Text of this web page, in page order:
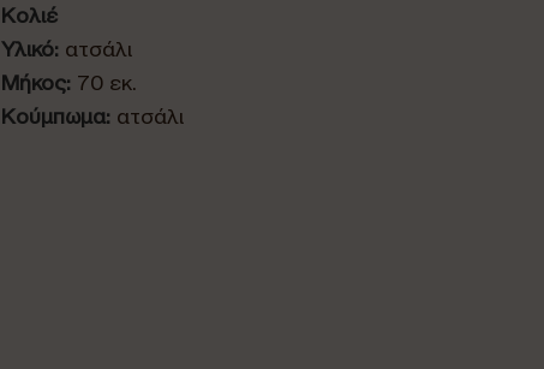
Κολιέ
Υλικό: ατσάλι
Μήκος: 70 εκ.
Κούμπωμα: ατσάλι